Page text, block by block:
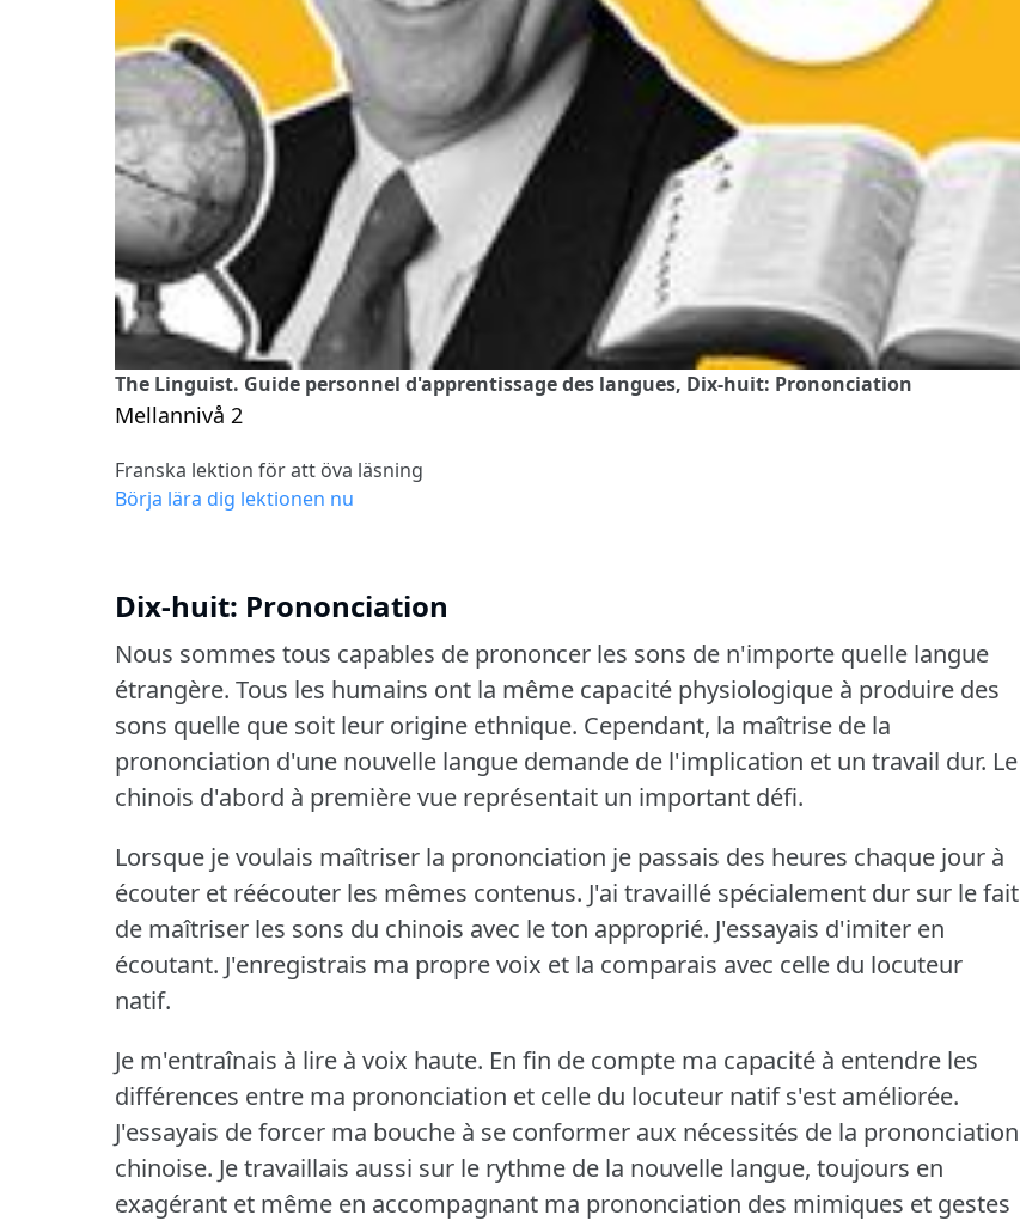
The Linguist. Guide personnel d'apprentissage des langues, Dix-huit: Prononciation
Mellannivå 2
Franska lektion för att öva läsning
Börja lära dig lektionen nu
Dix-huit: Prononciation
Nous sommes tous capables de prononcer les sons de n'importe quelle langue
étrangère. Tous les humains ont la même capacité physiologique à produire des
sons quelle que soit leur origine ethnique. Cependant, la maîtrise de la
prononciation d'une nouvelle langue demande de l'implication et un travail dur. Le
chinois d'abord à première vue représentait un important défi.
Lorsque je voulais maîtriser la prononciation je passais des heures chaque jour à
écouter et réécouter les mêmes contenus. J'ai travaillé spécialement dur sur le fait
de maîtriser les sons du chinois avec le ton approprié. J'essayais d'imiter en
écoutant. J'enregistrais ma propre voix et la comparais avec celle du locuteur
natif.
Je m'entraînais à lire à voix haute. En fin de compte ma capacité à entendre les
différences entre ma prononciation et celle du locuteur natif s'est améliorée.
J'essayais de forcer ma bouche à se conformer aux nécessités de la prononciation
chinoise. Je travaillais aussi sur le rythme de la nouvelle langue, toujours en
exagérant et même en accompagnant ma prononciation des mimiques et gestes